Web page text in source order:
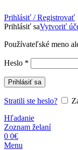
Prihlásiť / Registrovať
Prihlásiť saVytvoriť
Používateľské meno
Heslo *
Prihlásiť sa
Stratili ste heslo?
Hľadanie
Zoznam želaní
0 0€
Menu